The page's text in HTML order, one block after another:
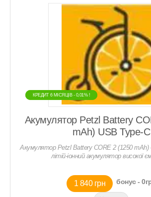
КРЕДИТ 6 МIСЯЦIВ - 0,01% !
КРЕДИТ 6 МIСЯЦIВ - 0,01% !
Акумулятор Petzl Battery
mAh) USB Type‑C
Акумулятор Petzl Battery CORE 2 (1250 mAh)
літій-іонний акумулятор високої
1 840 грн бонус -